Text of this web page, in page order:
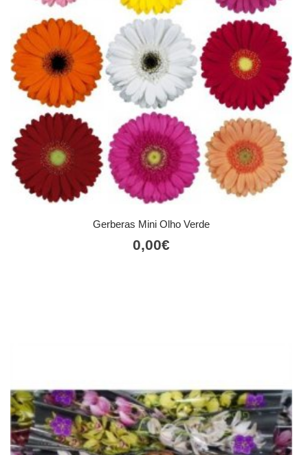
Gerberas Mini Olho Verde
0,00€